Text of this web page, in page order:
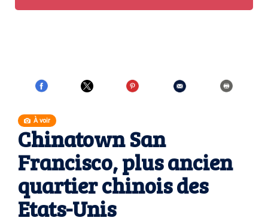
À voir
Chinatown San
Francisco, plus ancien
quartier chinois des
Etats-Unis